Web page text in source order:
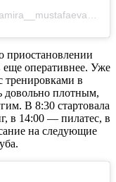
Публикация от SMSTRETCHING™ (@samira__mustafaeva)20
приостановлении
еще оперативнее. Уже
тренировками в
довольно плотным,
В 8:30 стартовала
в 14:00 — пилатес, в
на следующие